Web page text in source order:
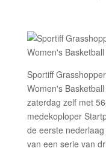
Sportiff
Women's
zaterdag zelf met
medekoploper
de eerste
van een serie van